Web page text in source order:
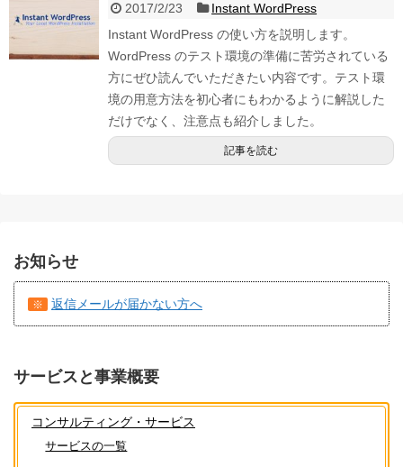
2017/2/23
Instant WordPress
Instant WordPress の使い方を説明します。
WordPress のテスト環境の準備に苦労されている
方にぜひ読んでいただきたい内容です。テスト環
境の用意方法を初心者にもわかるように解説した
だけでなく、注意点も紹介しました。
記事を読む
お知らせ
※ 返信メールが届かない方へ
サービスと事業概要
コンサルティング・サービス
サービスの一覧